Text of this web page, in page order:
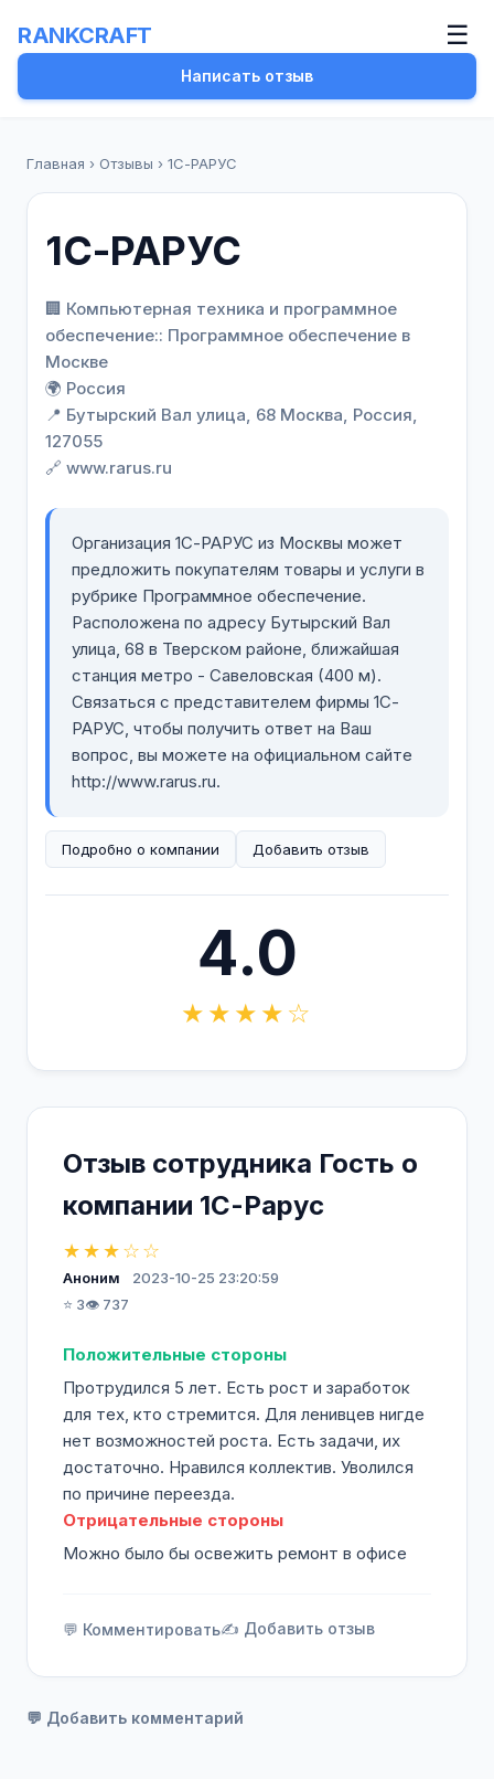
RANKCRAFT ☰
Написать отзыв
Главная › Отзывы › 1С-РАРУС
1С-РАРУС
🏢 Компьютерная техника и программное
обеспечение:: Программное обеспечение в
Москве
🌍 Россия
📍 Бутырский Вал улица, 68 Москва, Россия,
127055
🔗 www.rarus.ru
Организация 1С-РАРУС из Москвы может
предложить покупателям товары и услуги в
рубрике Программное обеспечение.
Расположена по адресу Бутырский Вал
улица, 68 в Тверском районе, ближайшая
станция метро - Савеловская (400 м).
Связаться с представителем фирмы 1С-
РАРУС, чтобы получить ответ на Ваш
вопрос, вы можете на официальном сайте
http://www.rarus.ru.
Подробно о компании Добавить отзыв
4.0
★★★★☆
Отзыв сотрудника Гость о
компании 1С-Рарус
★★★☆☆
Аноним
2023-10-25 23:20:59
⭐ 3👁️ 737
Положительные стороны
Протрудился 5 лет. Есть рост и заработок
для тех, кто стремится. Для ленивцев нигде
нет возможностей роста. Есть задачи, их
достаточно. Нравился коллектив. Уволился
по причине переезда.
Отрицательные стороны
Можно было бы освежить ремонт в офисе
💬 Комментировать✍️ Добавить отзыв
💬 Добавить комментарий